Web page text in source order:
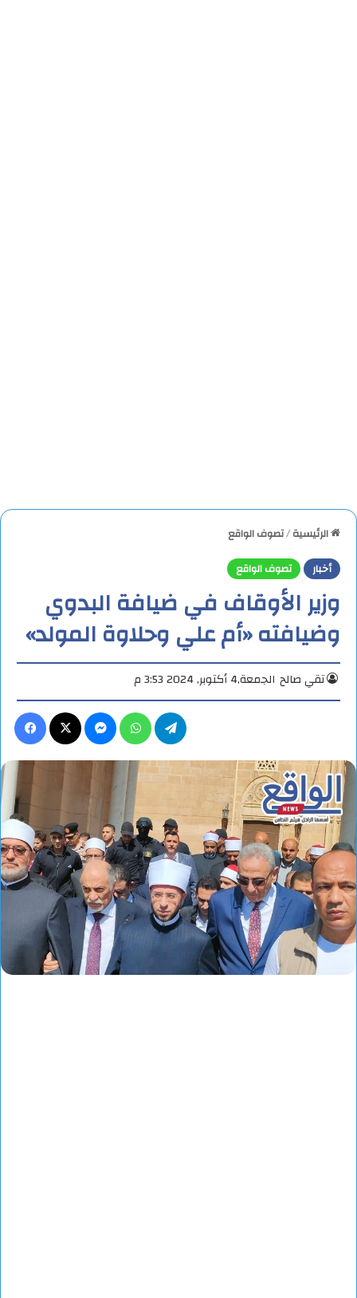
الرئيسية/تصوف الواقع
أخبار
تصوف الواقع
وزير الأوقاف في ضيافة البدوي
وضيافته «أم علي وحلاوة المولد»
تقي صالح الجمعة,4 أكتوبر, 2024 3:53 م
ماسنجر واتساب تيلقرام